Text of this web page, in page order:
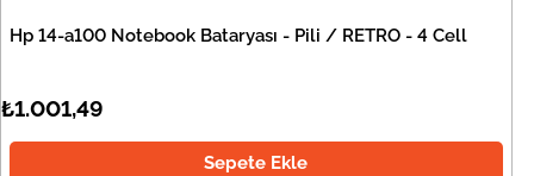
Hp 14-a100 Notebook Bataryası - Pili / RETRO - 4 Cell
₺1.001,49
Sepete Ekle